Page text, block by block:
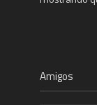
Amigos